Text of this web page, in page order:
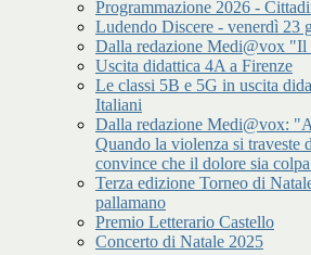
Programmazione 2026 -
Ludendo Discere - venerdì 23
Dalla redazione Medi@vox "Il
Uscita didattica 4A a Firenze
Le classi 5B e 5G in uscita
Italiani
Dalla redazione Medi@vox:
Quando la violenza si traveste
convince che il dolore sia
Terza edizione Torneo di
pallamano
Premio Letterario Castello
Concerto di Natale 2025